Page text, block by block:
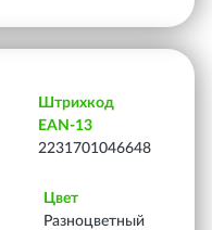
Штрихкод
EAN-13
2231701046648
Цвет
Разноцветный